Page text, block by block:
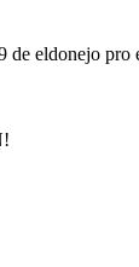
de eldonejo pro